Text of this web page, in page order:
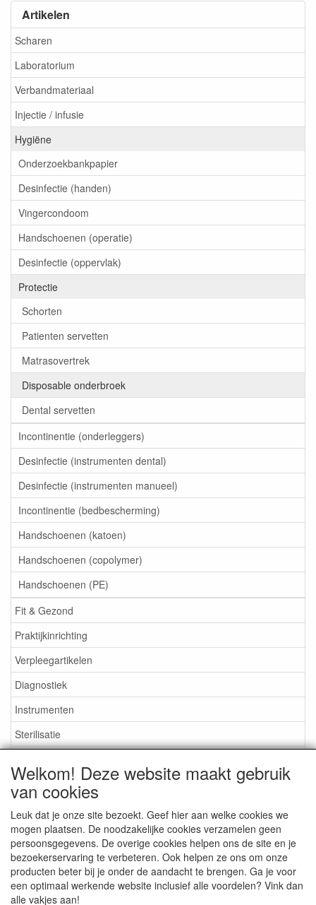
Artikelen
Scharen
Laboratorium
Verbandmateriaal
Injectie / infusie
Hygiëne
Onderzoekbankpapier
Desinfectie (handen)
Vingercondoom
Handschoenen (operatie)
Desinfectie (oppervlak)
Protectie
Schorten
Patienten servetten
Matrasovertrek
Disposable onderbroek
Dental servetten
Incontinentie (onderleggers)
Desinfectie (instrumenten dental)
Desinfectie (instrumenten manueel)
Incontinentie (bedbescherming)
Handschoenen (katoen)
Handschoenen (copolymer)
Handschoenen (PE)
Fit & Gezond
Praktijkinrichting
Verpleegartikelen
Diagnostiek
Instrumenten
Sterilisatie
Aktieartikelen
Medisan Trading te Alblasserdam. Alle genoemde prijzen zijn
inclusief BTW enexclusief verzendkostentenzij anders
aangegeven.
Welkom! Deze website maakt gebruik
van cookies
Leuk dat je onze site bezoekt. Geef hier aan welke cookies we
mogen plaatsen. De noodzakelijke cookies verzamelen geen
persoonsgegevens. De overige cookies helpen ons de site en je
bezoekerservaring te verbeteren. Ook helpen ze ons om onze
producten beter bij je onder de aandacht te brengen. Ga je voor
een optimaal werkende website inclusief alle voordelen? Vink dan
alle vakjes aan!